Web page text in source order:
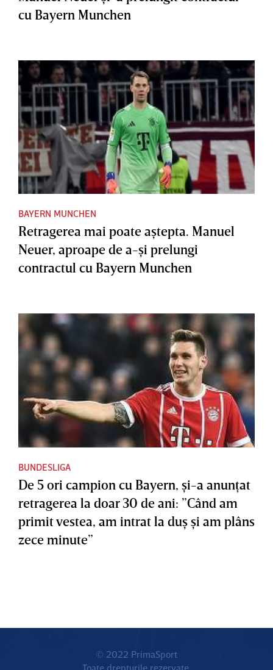
cu Bayern Munchen
BAYERN MUNCHEN
Retragerea mai poate aştepta. Manuel
Neuer, aproape de a-şi prelungi
contractul cu Bayern Munchen
BUNDESLIGA
De 5 ori campion cu Bayern, şi-a anunţat
retragerea la doar 30 de ani: ”Când am
primit vestea, am intrat la duş şi am plâns
zece minute”
© 2022 PrimaSport
Toate drepturile rezervate.